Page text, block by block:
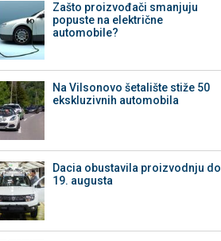
Zašto proizvođači smanjuju
popuste na električne
automobile?
Na Vilsonovo šetalište stiže 50
ekskluzivnih automobila
Dacia obustavila proizvodnju do
19. augusta